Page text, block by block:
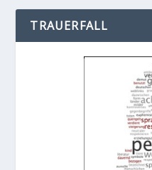
TRAUERFALL